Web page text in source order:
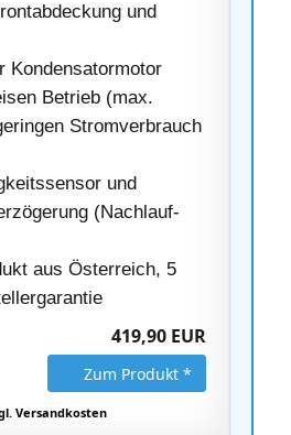
und
Kondensatormotor
Betrieb (max.
Stromverbrauch
und
(Nachlauf-
aus Österreich, 5
419,90 EUR
Zum Produkt *
Versandkosten